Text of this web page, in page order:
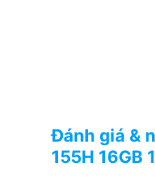
Đánh giá &
155H 16GB